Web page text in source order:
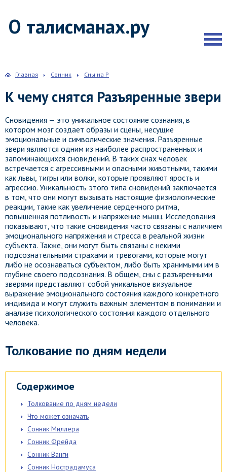
О талисманах.ру
Главная Сонник Сны на Р
К чему снятся Разъяренные звери
Сновидения — это уникальное состояние сознания, в
котором мозг создает образы и сцены, несущие
эмоциональные и символические значения. Разъяренные
звери являются одним из наиболее распространенных и
запоминающихся сновидений. В таких снах человек
встречается с агрессивными и опасными животными, такими
как львы, тигры или волки, которые проявляют ярость и
агрессию. Уникальность этого типа сновидений заключается
в том, что они могут вызывать настоящие физиологические
реакции, такие как увеличение сердечного ритма,
повышенная потливость и напряжение мышц. Исследования
показывают, что такие сновидения часто связаны с наличием
эмоционального напряжения и стресса в реальной жизни
субъекта. Также, они могут быть связаны с некими
подсознательными страхами и тревогами, которые могут
либо не осознаваться субъектом, либо быть хранимыми им в
глубине своего подсознания. В общем, сны с разъяренными
зверями представляют собой уникальное визуальное
выражение эмоционального состояния каждого конкретного
индивида и могут служить важным элементом в понимании и
анализе психологического состояния каждого отдельного
человека.
Толкование по дням недели
Содержимое
Толкование по дням недели
Что может означать
Сонник Миллера
Сонник Фрейда
Сонник Ванги
Сонник Нострадамуса